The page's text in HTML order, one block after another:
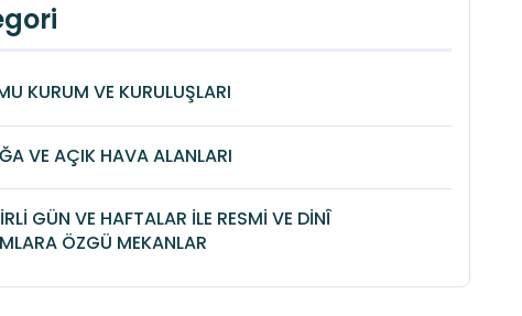
KURUM VE KURULUŞLARI
VE AÇIK HAVA ALANLARI
GÜN VE HAFTALAR İLE RESMİ VE DİNÎ
ÖZGÜ MEKANLAR